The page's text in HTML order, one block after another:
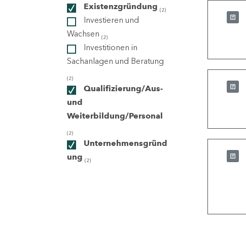
Existenzgründung (2)
Investieren und
Wachsen (2)
Investitionen in
Sachanlagen und Beratung
(2)
Qualifizierung/Aus-
und
Weiterbildung/Personal
(2)
Unternehmensgründ
ung (2)